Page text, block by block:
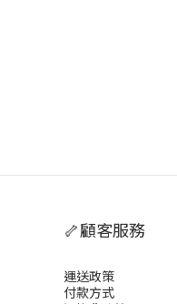
🦴顧客服務
運送政策
付款方式